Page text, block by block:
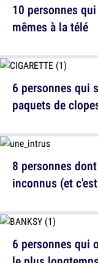
10 personnes
mêmes à la télé
8 personnes
inconnus (et
6 personnes qui
paquets de
6 personnes qui